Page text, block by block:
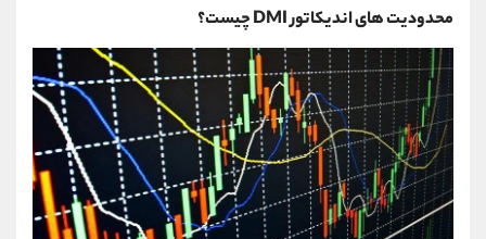
محدودیت های اندیکاتور DMI چیست؟